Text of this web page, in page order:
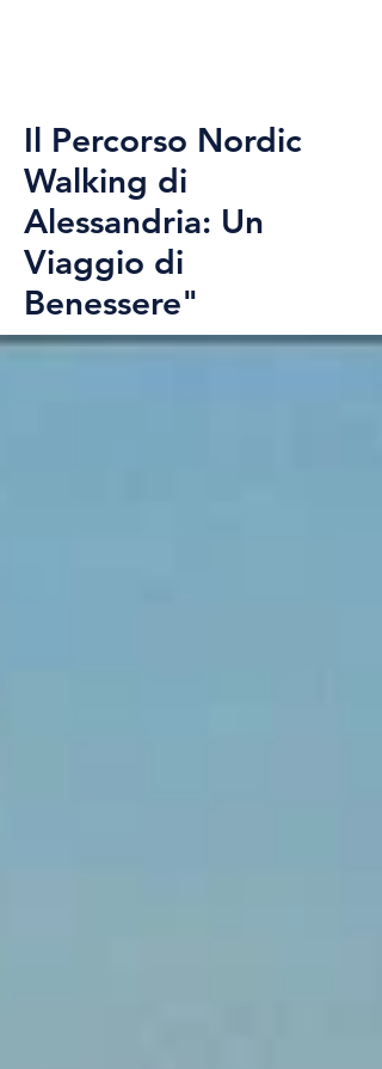
Il Percorso Nordic
Walking di
Alessandria: Un
Viaggio di
Benessere"